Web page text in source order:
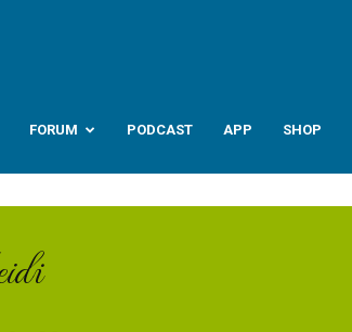
FORUM PODCAST APP SHOP